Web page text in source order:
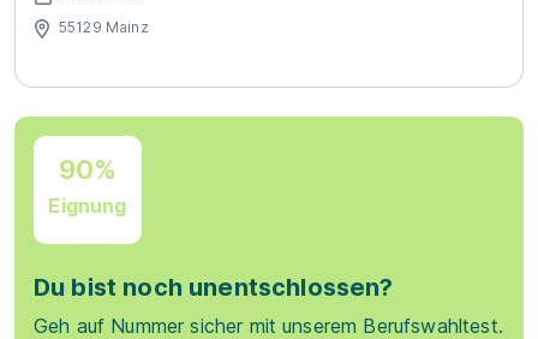
55129 Mainz
90%
Eignung
Du bist noch unentschlossen?
Geh auf Nummer sicher mit unserem Berufswahltest.